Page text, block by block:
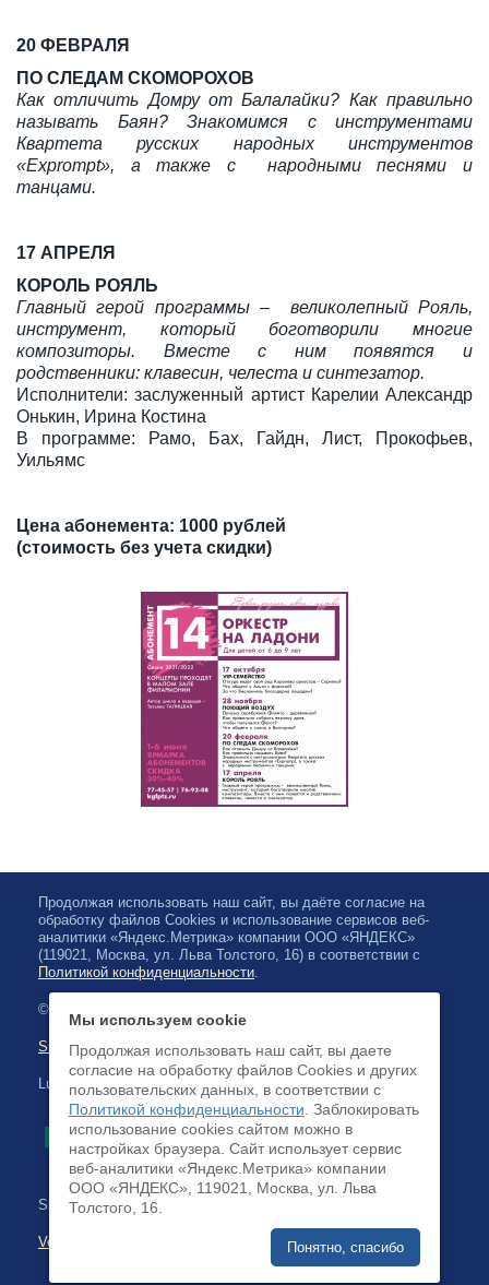
20 ФЕВРАЛЯ
ПО СЛЕДАМ СКОМОРОХОВ
Как отличить Домру от Балалайки? Как правильно
называть Баян? Знакомимся с инструментами
Квартета русских народных инструментов
«Exprompt», а также с народными песнями и
танцами.
17 АПРЕЛЯ
КОРОЛЬ РОЯЛЬ
Главный герой программы – великолепный Рояль,
инструмент, который боготворили многие
композиторы. Вместе с ним появятся и
родственники: клавесин, челеста и синтезатор.
Исполнители: заслуженный артист Карелии Александр
Онькин, Ирина Костина
В программе: Рамо, Бах, Гайдн, Лист, Прокофьев,
Уильямс
Цена абонемента: 1000 рублей
(стоимость без учета скидки)
Продолжая использовать наш сайт, вы даёте согласие на
обработку файлов Cookies и использование сервисов веб-
аналитики «Яндекс.Метрика» компании ООО «ЯНДЕКС»
(119021, Москва, ул. Льва Толстого, 16) в соответствии с
Политикой конфиденциальности.
© 2026, Karjalan valtionfilharmonia
Sivuston kartta
Luottokortilla maksaminen on saatavilla
Sivuston kehittäminen:
Verkkoliiketoimintajärjestelmä
Мы используем cookie
Продолжая использовать наш сайт, вы даете
согласие на обработку файлов Cookies и других
пользовательских данных, в соответствии с
Политикой конфиденциальности . Заблокировать
использование cookies сайтом можно в
настройках браузера. Cайт использует сервис
веб-аналитики «Яндекс.Метрика» компании
ООО «ЯНДЕКС», 119021, Москва, ул. Льва
Толстого, 16.
Понятно, спасибо